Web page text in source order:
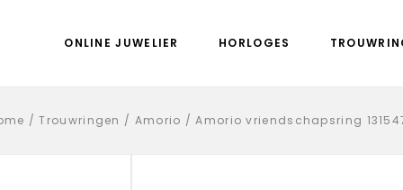
ONLINE JUWELIER HORLOGES
/Trouwringen / Amorio /Amorio vriendschapsring